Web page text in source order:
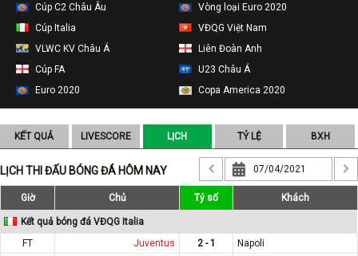
Cúp C2 Châu Âu
Vòng loại Euro 2020
Cúp Italia
VĐQG Việt Nam
VLWC KV Châu Á
Liên Đoàn Anh
Cúp FA
U23 Châu Á
Euro 2020
Copa America 2020
KẾT QUẢ LIVESCORE LỊCH TỶ LỆ BXH
LỊCH THI ĐẤU BÓNG ĐÁ HÔM NAY
Giờ Chủ Tỷ số Khách
Kết quả bóng đá VĐQG Italia
FT
Juventus 2 - 1
Napoli